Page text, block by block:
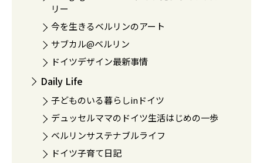
リー
今を生きるベルリンのアート
サブカル@ベルリン
ドイツデザイン最新事情
Daily Life
子どものいる暮らしinドイツ
デュッセルママのドイツ生活はじめの一歩
ベルリンサステナブルライフ
ドイツ子育て日記